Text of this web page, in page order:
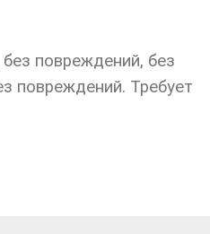
повреждений, без
повреждений. Требует